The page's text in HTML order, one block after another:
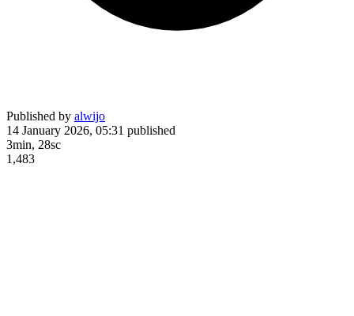
Published by alwijo
14 January 2026, 05:31 published
3min, 28sc
1,483